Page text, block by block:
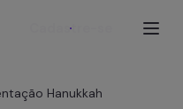
Cadastre-se
Hanukkah